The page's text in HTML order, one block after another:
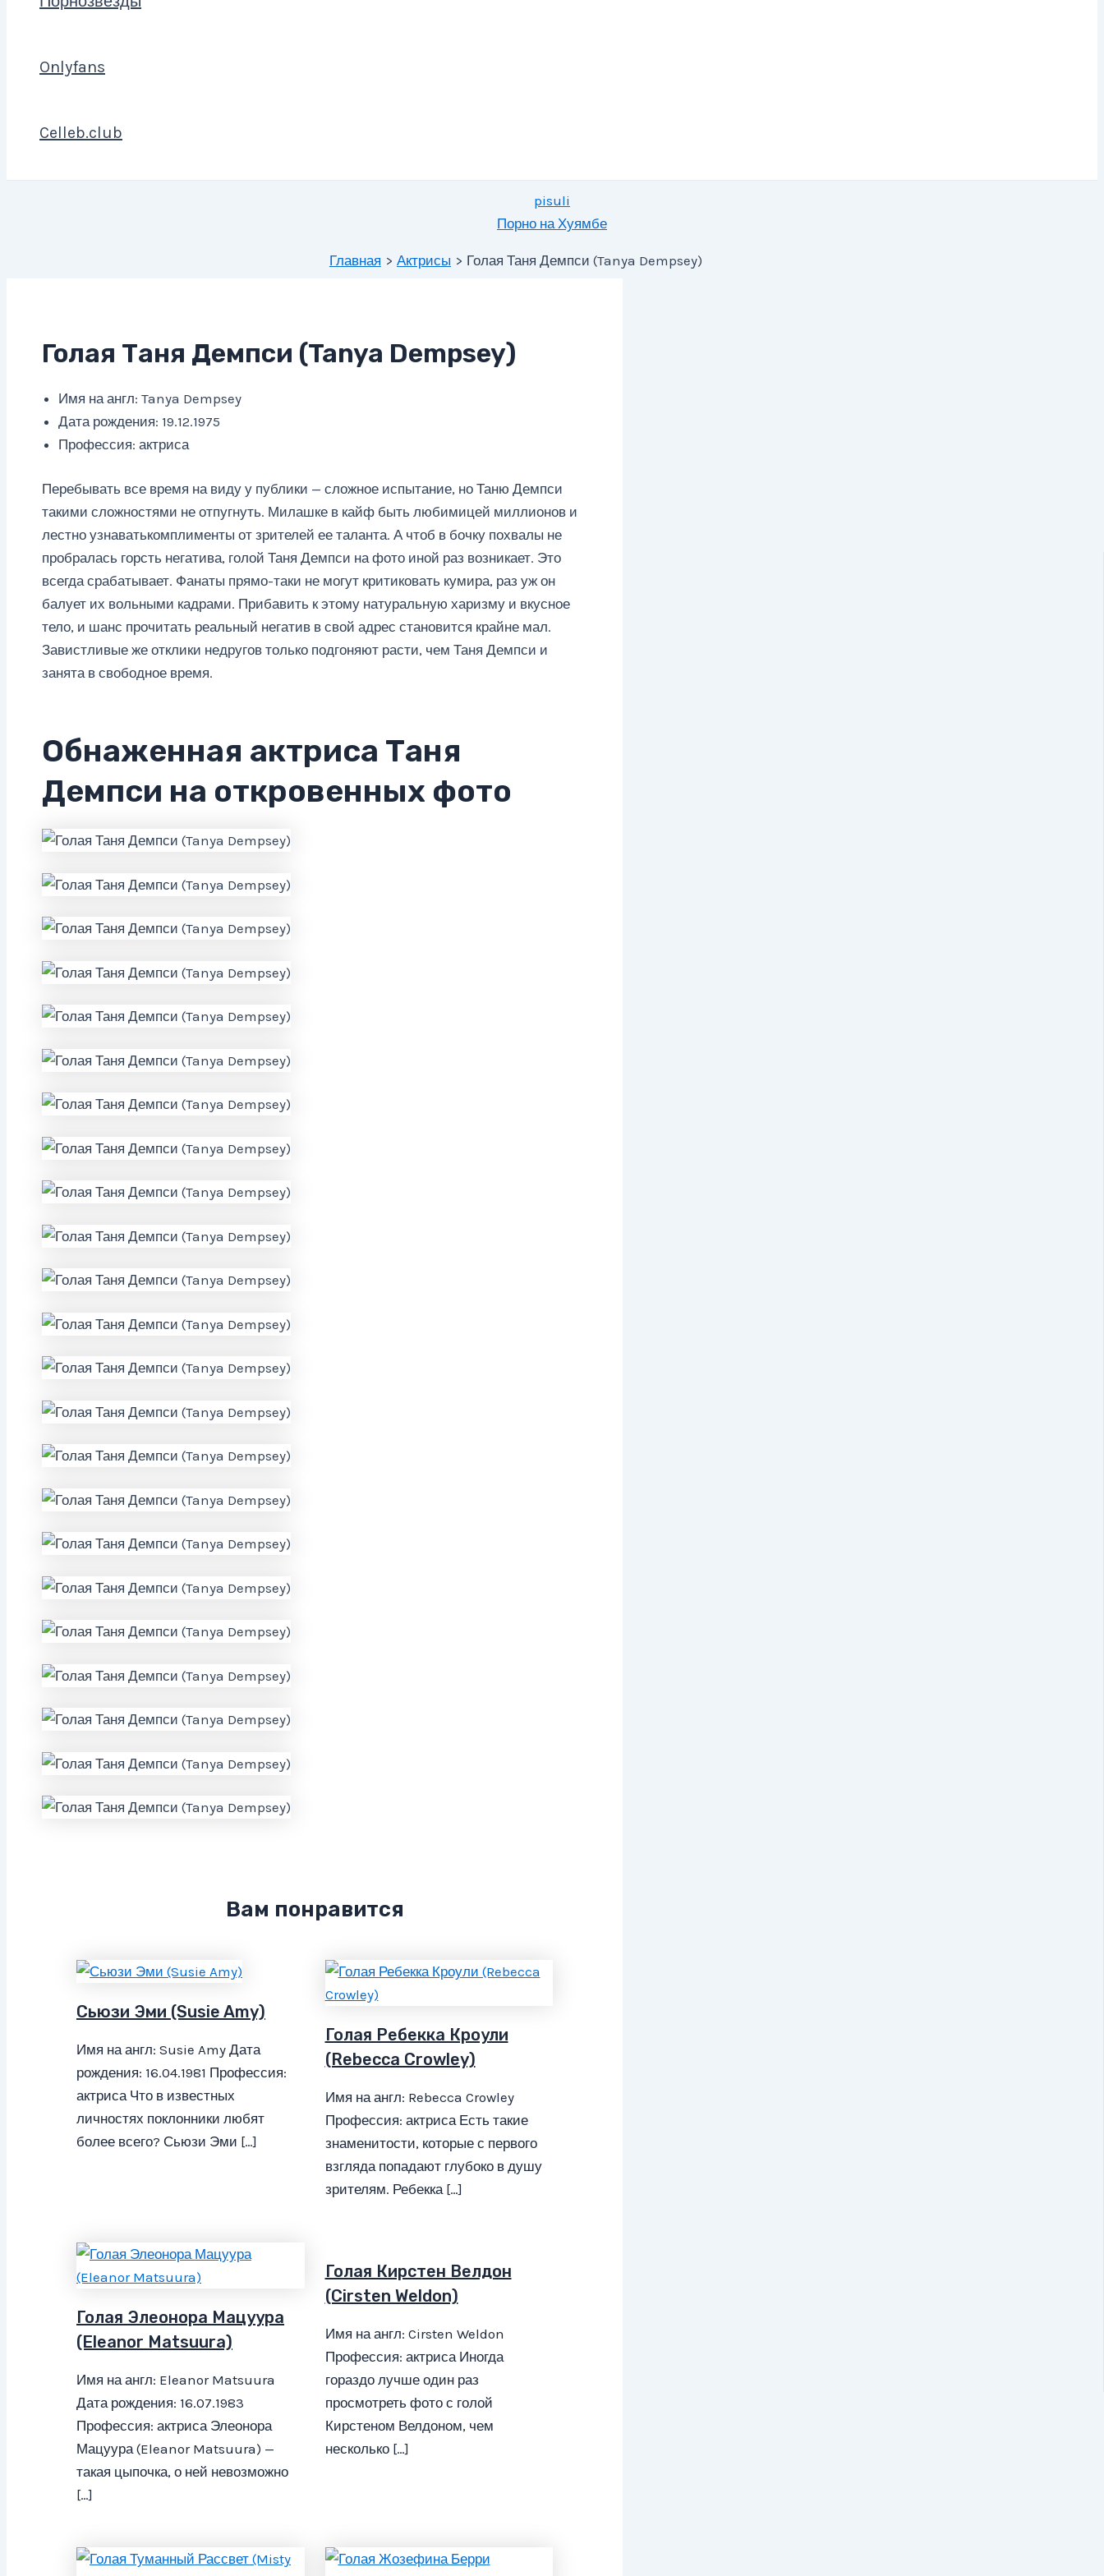
Onlyfans
Celleb.club
pisuli
Порно на Хуямбе
Главная Актрисы Голая Таня Демпси (Tanya Dempsey)
Голая Таня Демпси (Tanya Dempsey)
Имя на англ: Tanya Dempsey
Дата рождения: 19.12.1975
Профессия: актриса
Перебывать все время на виду у публики — сложное испытание, но Таню Демпси
такими сложностями не отпугнуть. Милашке в кайф быть любимицей миллионов и
лестно узнаватькомплименты от зрителей ее таланта. А чтоб в бочку похвалы не
пробралась горсть негатива, голой Таня Демпси на фото иной раз возникает. Это
всегда срабатывает. Фанаты прямо-таки не могут критиковать кумира, раз уж он
балует их вольными кадрами. Прибавить к этому натуральную харизму и вкусное
тело, и шанс прочитать реальный негатив в свой адрес становится крайне мал.
Завистливые же отклики недругов только подгоняют расти, чем Таня Демпси и
занята в свободное время.
Обнаженная актриса Таня
Демпси на откровенных фото
Вам понравится
Сьюзи Эми (Susie Amy)
Имя на англ: Susie Amy Дата
рождения: 16.04.1981 Профессия:
актриса Что в известных
личностях поклонники любят
более всего? Сьюзи Эми […]
Голая Ребекка Кроули
(Rebecca Crowley)
Имя на англ: Rebecca Crowley
Профессия: актриса Есть такие
знаменитости, которые с первого
взгляда попадают глубоко в душу
зрителям. Ребекка […]
Голая Элеонора Мацуура
(Eleanor Matsuura)
Имя на англ: Eleanor Matsuura
Дата рождения: 16.07.1983
Профессия: актриса Элеонора
Мацуура (Eleanor Matsuura) —
такая цыпочка, о ней невозможно
[…]
Голая Кирстен Велдон
(Cirsten Weldon)
Имя на англ: Cirsten Weldon
Профессия: актриса Иногда
гораздо лучше один раз
просмотреть фото с голой
Кирстеном Велдоном, чем
несколько […]